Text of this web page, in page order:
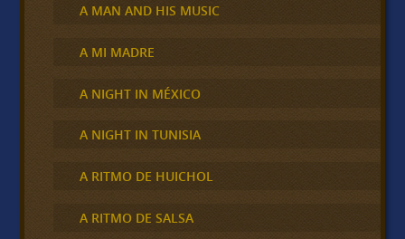
A MAN AND HIS MUSIC
A MI MADRE
A NIGHT IN MÉXICO
A NIGHT IN TUNISIA
A RITMO DE HUICHOL
A RITMO DE SALSA